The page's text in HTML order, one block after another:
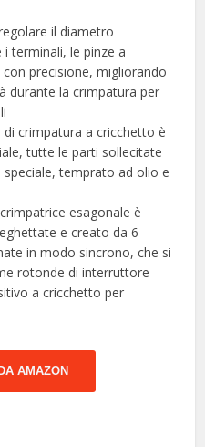
il diametro
terminali, le pinze a
precisione, migliorando
durante la crimpatura per
crimpatura a cricchetto è
tutte le parti sollecitate
temprato ad olio e
esagonale è
e creato da 6
in modo sincrono, che si
rotonde di interruttore
a cricchetto per
AMAZON